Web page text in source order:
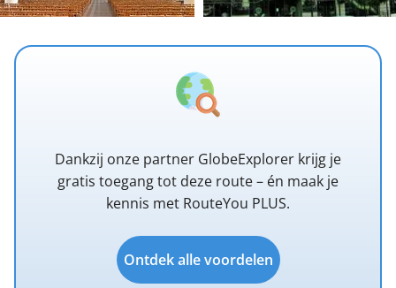
Dankzij onze partner GlobeExplorer krijg je
gratis toegang tot deze route – én maak je
kennis met RouteYou PLUS.
Ontdek alle voordelen